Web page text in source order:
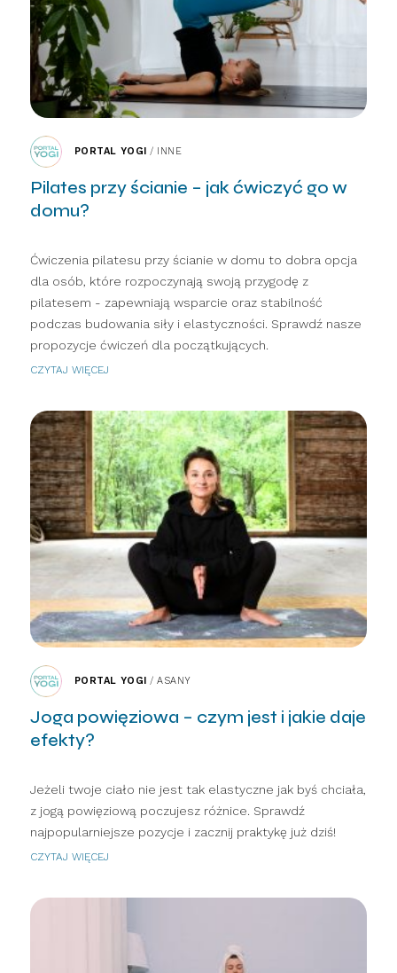
PORTAL YOGI / INNE
Pilates przy ścianie – jak ćwiczyć go w
domu?
Ćwiczenia pilatesu przy ścianie w domu to dobra opcja
dla osób, które rozpoczynają swoją przygodę z
pilatesem - zapewniają wsparcie oraz stabilność
podczas budowania siły i elastyczności. Sprawdź nasze
propozycje ćwiczeń dla początkujących.
CZYTAJ WIĘCEJ
PORTAL YOGI /ASANY
Joga powięziowa – czym jest i jakie daje
efekty?
Jeżeli twoje ciało nie jest tak elastyczne jak byś chciała,
z jogą powięziową poczujesz różnice. Sprawdź
najpopularniejsze pozycje i zacznij praktykę już dziś!
CZYTAJ WIĘCEJ